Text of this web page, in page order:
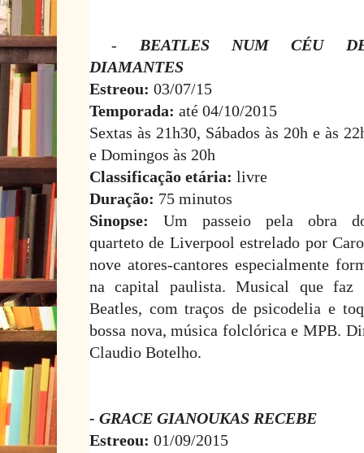
- BEATLES NUM CÉU
DIAMANTES
Estreou: 03/07/15
Temporada: até 04/10/2015
Sextas às 21h30, Sábados às 20h e às
e Domingos às 20h
Classificação etária: livre
Duração: 75 minutos
Sinopse: Um passeio pela obra
quarteto de Liverpool estrelado por
nove atores-cantores especialmente
na capital paulista. Musical que faz
Beatles, com traços de psicodelia e
bossa nova, música folclórica e MPB.
Claudio Botelho.
- GRACE GIANOUKAS RECEBE
Estreou: 01/09/2015